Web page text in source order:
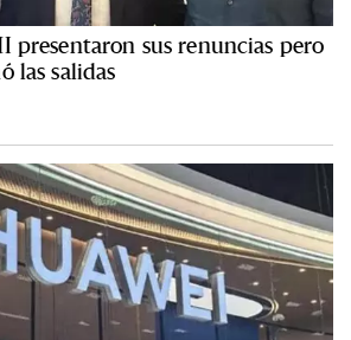
presentaron sus renuncias pero
las salidas